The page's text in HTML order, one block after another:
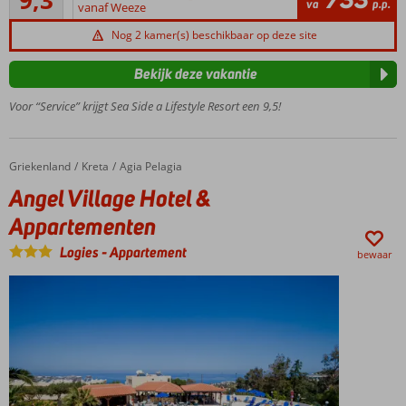
restaurants
80
van
het
beoordelingenvanaf Weeze
va
p.p.
Nog 2 kamer(s) beschikbaar op deze site
Voor “Service” krijgt Sea Side a Lifestyle Resort een 9,5!
Bekijk deze vakantie
Home
Griekenland Kreta Agia Pelagia
Angel Village Hotel & Appartementen
Angel Village Hotel &
Appartementen
Logies-Appartement bewaar